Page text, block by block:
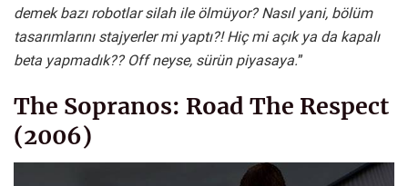
demek bazı robotlar silah ile ölmüyor? Nasıl yani, bölüm
tasarımlarını stajyerler mi yaptı?! Hiç mi açık ya da kapalı
beta yapmadık?? Off neyse, sürün piyasaya.”
The Sopranos: Road The Respect
(2006)